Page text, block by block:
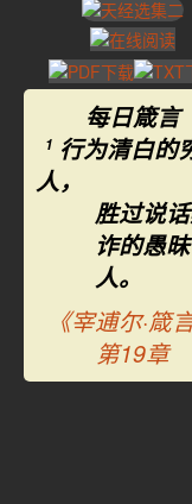
每日箴言
1 行为清白的
人，
胜过说
诈的愚昧
人。
《宰逋尔·箴
第19章